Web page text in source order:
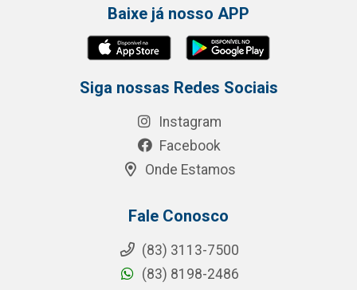
Baixe já nosso APP
Siga nossas Redes Sociais
Instagram
Facebook
Onde Estamos
Fale Conosco
(83) 3113-7500
(83) 8198-2486